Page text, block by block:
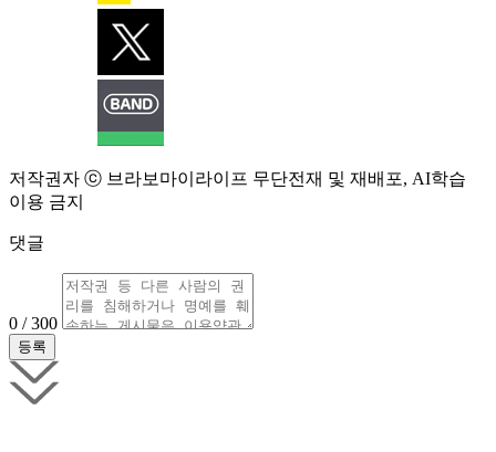
저작권자 ⓒ 브라보마이라이프 무단전재 및 재배포, AI학습
이용 금지
댓글
0 / 300